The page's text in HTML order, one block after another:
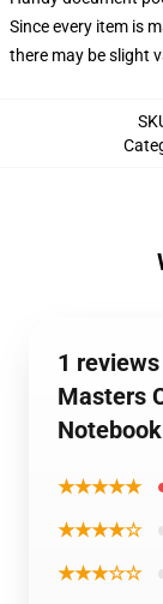
Since every item is
there may be slight
1
Masters
Notebook
★★★★★
★★★★☆
★★★☆☆